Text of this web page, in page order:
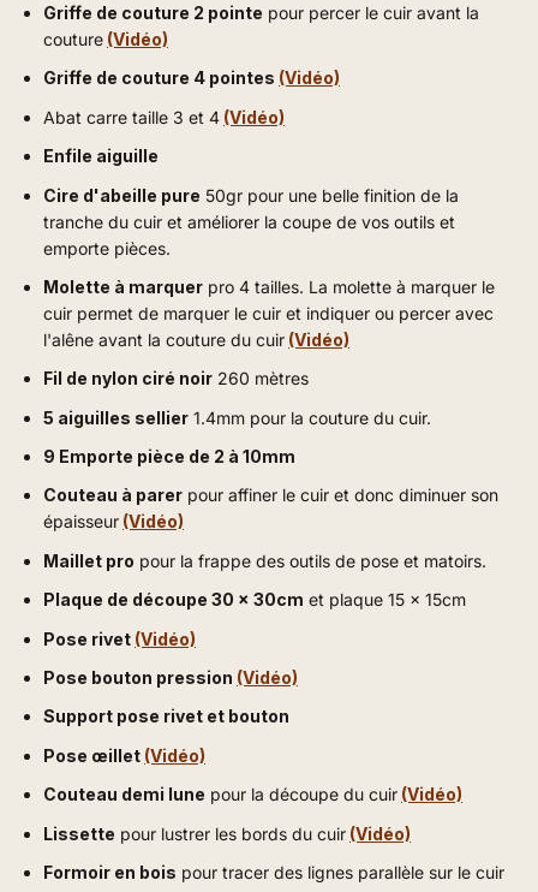
Griffe de couture 2 pointe pour percer le cuir avant la
couture (Vidéo)
Griffe de couture 4 pointes (Vidéo)
Abat carre taille 3 et 4 (Vidéo)
Enfile aiguille
Cire d'abeille pure 50gr pour une belle finition de la
tranche du cuir et améliorer la coupe de vos outils et
emporte pièces.
Molette à marquer pro 4 tailles. La molette à marquer le
cuir permet de marquer le cuir et indiquer ou percer avec
l'alêne avant la couture du cuir (Vidéo)
Fil de nylon ciré noir 260 mètres
5 aiguilles sellier 1.4mm pour la couture du cuir.
9 Emporte pièce de 2 à 10mm
Couteau à parer pour affiner le cuir et donc diminuer son
épaisseur (Vidéo)
Maillet pro pour la frappe des outils de pose et matoirs.
Plaque de découpe 30 x 30cm et plaque 15 x 15cm
Pose rivet (Vidéo)
Pose bouton pression (Vidéo)
Support pose rivet et bouton
Pose œillet (Vidéo)
Couteau demi lune pour la découpe du cuir (Vidéo)
Lissette pour lustrer les bords du cuir (Vidéo)
Formoir en bois pour tracer des lignes parallèle sur le cuir